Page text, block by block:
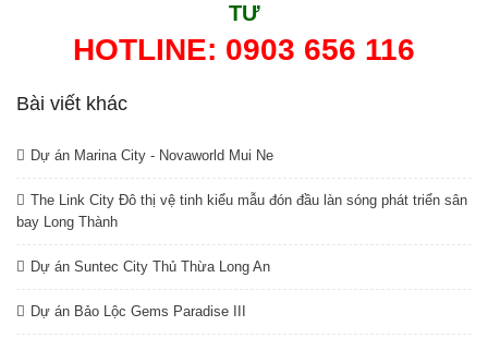
TƯ
HOTLINE: 0903 656 116
Bài viết khác
Dự án Marina City - Novaworld Mui Ne
The Link City Đô thị vệ tinh kiểu mẫu đón đầu làn sóng phát triển sân
bay Long Thành
Dự án Suntec City Thủ Thừa Long An
Dự án Bảo Lộc Gems Paradise III